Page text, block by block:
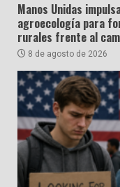
Manos Unidas
agroecología para
rurales frente al
8 de agosto de 2026